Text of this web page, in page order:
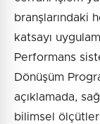
branşlarındaki
katsayı
Performans
Dönüşüm
açıklamada,
bilimsel